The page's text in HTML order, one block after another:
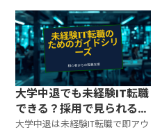
対応」ではなく、ヒアリング→
一次切り分け→記録→エスカレ
ーションを“運用力”として見せる
こと。職務経歴書・面接テンプ
レまでまとめます。
大学中退でも未経験IT転職
できる？採用で見られる点
と通す説明テンプレ
大学中退は未経験IT転職で即アウ